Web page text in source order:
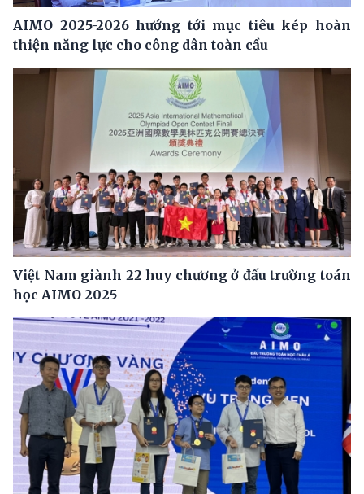
AIMO 2025-2026 hướng tới mục tiêu kép hoàn
thiện năng lực cho công dân toàn cầu
Việt Nam giành 22 huy chương ở đấu trường toán
học AIMO 2025